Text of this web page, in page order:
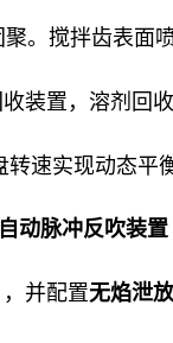
。搅拌齿表面
装置，溶剂回
速实现动态平衡
自动脉冲反吹装置
，并配置无焰泄